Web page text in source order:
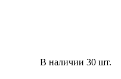
В наличии 30 шт.